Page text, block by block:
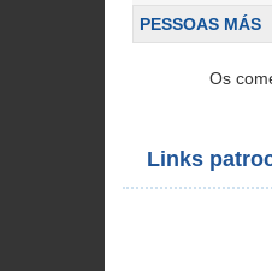
PESSOAS MÁS
Os
Links